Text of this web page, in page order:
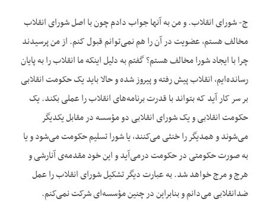
ج- شورای انقلاب. و من به آنها جواب دادم چون با اصل شورای انقلاب
مخالف هستم، عضویت در آن را هم نمی‌‌توانم قبول کنم. از من پرسیدند
چرا با ایجاد شورا مخالف هستم؟ گفتم به دلیل اینکه ما انقلاب را به پایان
رسانده‌‌ایم، انقلاب پیش رفته و پیروز شده و حالا باید یک حکومت انقلابی
بر سر کار آید که بتواند با قدرت برنامه‌‌های انقلاب را عملی بکند. یک
حکومت انقلابی و یک شورای انقلابی دو مؤسسه در مقابل یکدیگر
می‌‌شوند و همدیگر را خنثی می‌‌کنند، یا شورا تسلیم حکومت می‌‌شود و یا
به صورت حکومتی در حکومت درمی‌آید و این خود مقدمه‌‌ی آنارشی و
هرج و مرج خواهد شد. به عبارت دیگر تشکیل شورای انقلاب را عمل
ضدانقلابی می‌‌دانم و بنابراین در چنین مؤسسه‌‌ای شرکت نمی‌‌کنم.